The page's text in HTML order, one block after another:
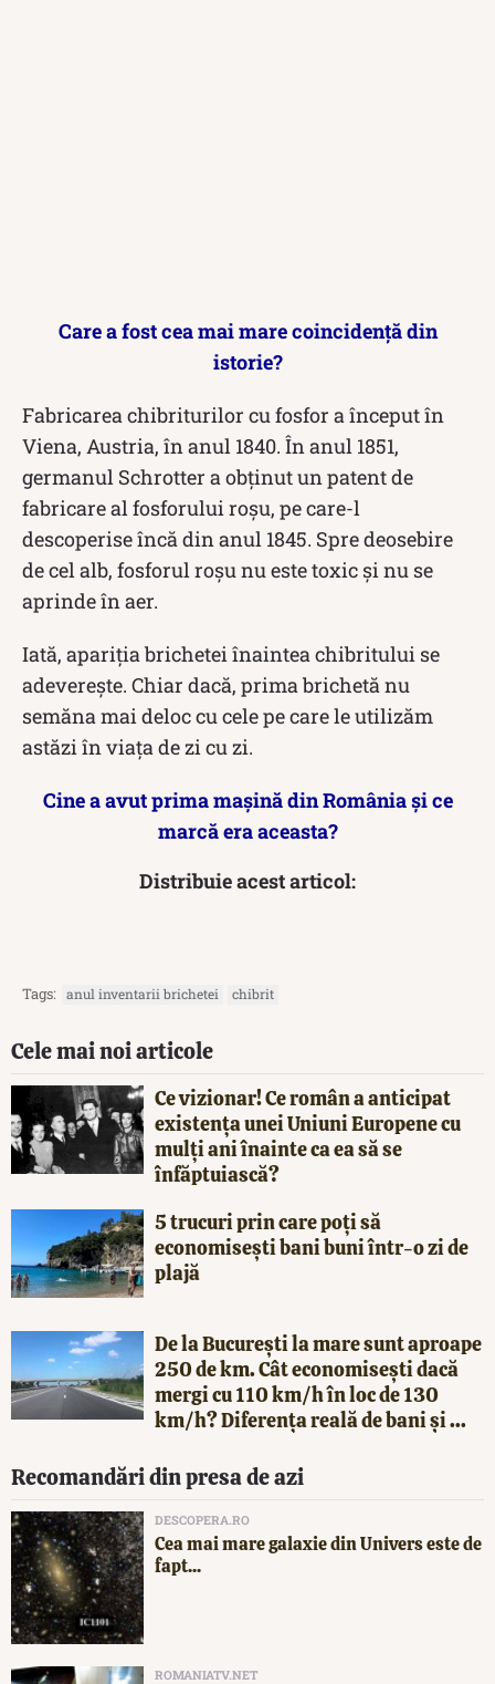
Care a fost cea mai mare coincidență din
istorie?
Fabricarea chibriturilor cu fosfor a început în
Viena, Austria, în anul 1840. În anul 1851,
germanul Schrotter a obținut un patent de
fabricare al fosforului roşu, pe care-l
descoperise încă din anul 1845. Spre deosebire
de cel alb, fosforul roşu nu este toxic şi nu se
aprinde în aer.
Iată, apariția brichetei înaintea chibritului se
adeverește. Chiar dacă, prima brichetă nu
semăna mai deloc cu cele pe care le utilizăm
astăzi în viața de zi cu zi.
Cine a avut prima mașină din România și ce
marcă era aceasta?
Distribuie acest articol:
Tags: anul inventarii brichetei chibrit
Cele mai noi articole
Ce vizionar! Ce român a anticipat
existența unei Uniuni Europene cu
mulți ani înainte ca ea să se
înfăptuiască?
5 trucuri prin care poți să
economisești bani buni într-o zi de
plajă
De la București la mare sunt aproape
250 de km. Cât economisești dacă
mergi cu 110 km/h în loc de 130
km/h? Diferența reală de bani și ...
Recomandări din presa de azi
DESCOPERA.RO
Cea mai mare galaxie din Univers este de
fapt...
ROMANIATV.NET